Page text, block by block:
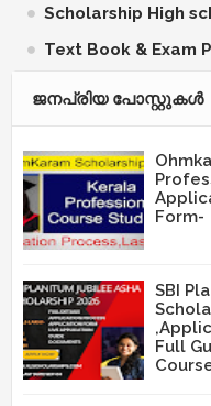
Scholarship High
Text Book & Exam
ജനപ്രിയ പോസ്റ്റുകള്‍‌
Form-
SBI
Full